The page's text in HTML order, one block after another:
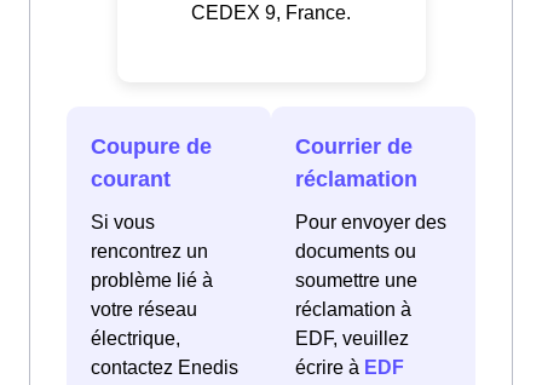
CEDEX 9, France.
Coupure de
courant
Si vous
rencontrez un
problème lié à
votre réseau
électrique,
contactez Enedis
Courrier de
réclamation
Pour envoyer des
documents ou
soumettre une
réclamation à
EDF, veuillez
écrire à EDF